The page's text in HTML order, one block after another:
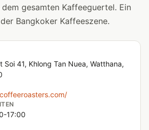
gesamten Kaffeeguertel. Ein
Bangkoker Kaffeeszene.
Soi 41, Khlong Tan Nuea, Watthana,
17:00